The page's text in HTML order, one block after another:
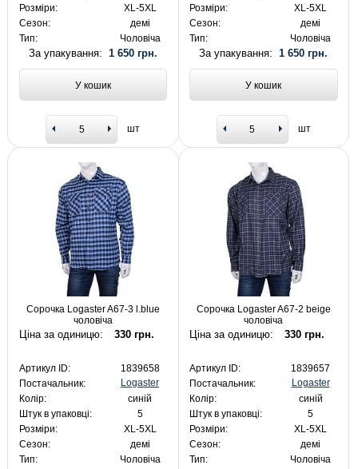
Розміри:
XL-5XL
Сезон:
демі
Тип:
Чоловіча
За упакування: 1 650 грн.
У кошик
шт
Розміри:
XL-5XL
Сезон:
демі
Тип:
Чоловіча
За упакування:1 650 грн.
У кошик
шт
Сорочка Logaster A67-3 l.blue
чоловіча
Ціна за одиницю: 330 грн.
Артикул ID:
1839658
Постачальник:
Logaster
Колір:
синій
Штук в упаковці:
5
Розміри:
XL-5XL
Сезон:
демі
Тип:
Чоловіча
Сорочка Logaster A67-2 beige
чоловіча
Ціна за одиницю: 330 грн.
Артикул ID:
1839657
Постачальник:
Logaster
Колір:
синій
Штук в упаковці:
5
Розміри:
XL-5XL
Сезон:
демі
Тип:
Чоловіча